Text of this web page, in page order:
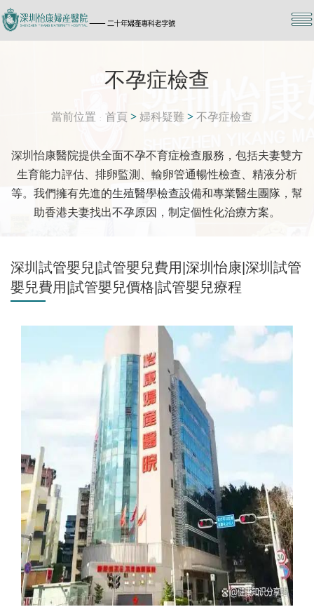
不孕症檢查
當前位置 首頁 >婦科疑難>不孕症檢查
深圳怡康醫院提供全面不孕不育症檢查服務，包括夫妻雙方
生育能力評估、排卵監測、輸卵管通暢性檢查、精液分析
等。我們擁有先進的生殖醫學檢查設備和專業醫生團隊，幫
助香港夫妻找出不孕原因，制定個性化治療方案。
深圳試管嬰兒|試管嬰兒費用|深圳怡康|深圳試管
嬰兒費用|試管嬰兒價格|試管嬰兒療程